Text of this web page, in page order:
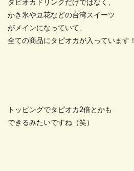
タピオカドリンクだけではなく、
かき氷や豆花などの台湾スイーツ
がメインになっていて、
全ての商品にタピオカが入っています！
トッピングでタピオカ2倍とかも
できるみたいですね（笑）